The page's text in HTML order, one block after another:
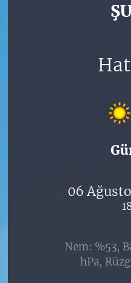
06
Nem: %53,
hPa,